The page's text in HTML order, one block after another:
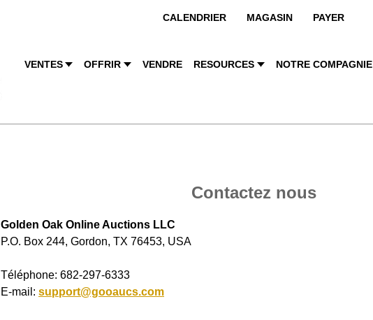
CALENDRIER MAGASIN PAYER
VENTES OFFRIR VENDRE RESOURCES NOTRE COMPAGNIE
Contactez nous
Golden Oak Online Auctions LLC
P.O. Box 244, Gordon, TX 76453, USA
Téléphone: 682-297-6333
E-mail: support@gooaucs.com